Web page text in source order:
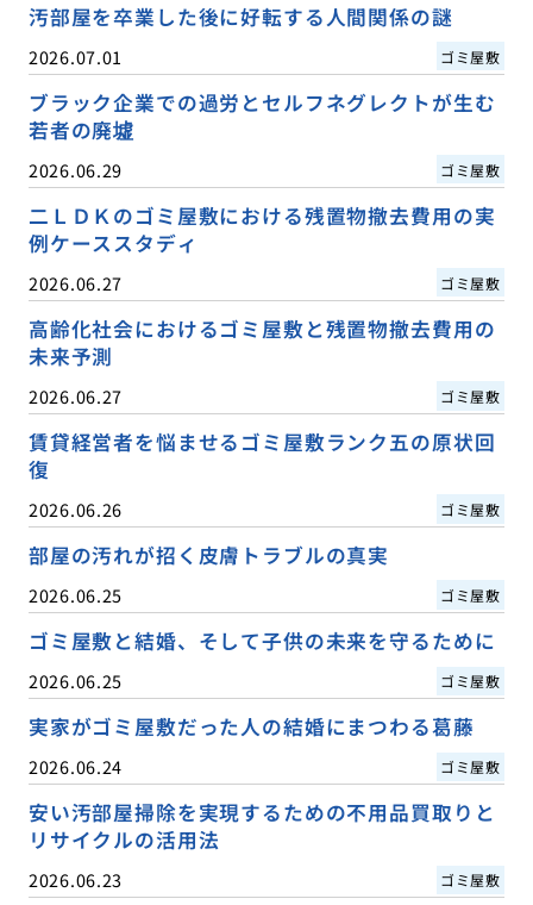
汚部屋を卒業した後に好転する人間関係の謎
2026.07.01 ゴミ屋敷
ブラック企業での過労とセルフネグレクトが生む
若者の廃墟
2026.06.29 ゴミ屋敷
二ＬＤＫのゴミ屋敷における残置物撤去費用の実
例ケーススタディ
2026.06.27 ゴミ屋敷
高齢化社会におけるゴミ屋敷と残置物撤去費用の
未来予測
2026.06.27 ゴミ屋敷
賃貸経営者を悩ませるゴミ屋敷ランク五の原状回
復
2026.06.26 ゴミ屋敷
部屋の汚れが招く皮膚トラブルの真実
2026.06.25 ゴミ屋敷
ゴミ屋敷と結婚、そして子供の未来を守るために
2026.06.25 ゴミ屋敷
実家がゴミ屋敷だった人の結婚にまつわる葛藤
2026.06.24 ゴミ屋敷
安い汚部屋掃除を実現するための不用品買取りと
リサイクルの活用法
2026.06.23 ゴミ屋敷